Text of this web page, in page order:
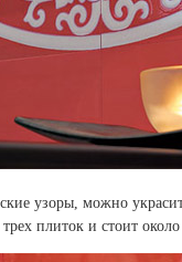
узоры, можно
плиток и стоит около